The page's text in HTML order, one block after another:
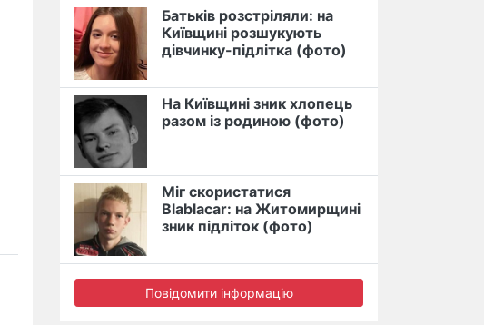
Батьків розстріляли: на
Київщині розшукують
дівчинку-підлітка (фото)
На Київщині зник хлопець
разом із родиною (фото)
Міг скористатися
Blablacar: на Житомирщині
зник підліток (фото)
Повідомити інформацію